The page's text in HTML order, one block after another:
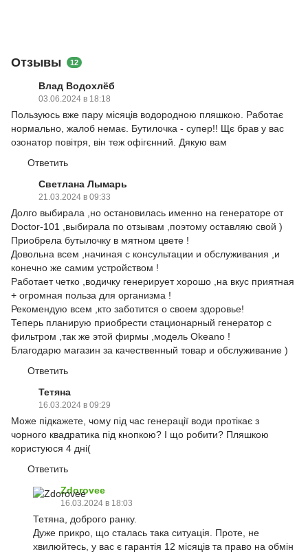
Отзывы 12
Влад Водохлёб
03.06.2024 в 18:18
Пользуюсь вже пару місяців водородною пляшкою. Работає
нормально, жалоб немає. Бутилочка - супер!! Щє брав у вас
озонатор повітря, він теж офігєнний. Дякую вам
Ответить
Светлана Лымарь
21.03.2024 в 09:33
Долго выбирала ,но остановилась именно на генераторе от
Doctor-101 ,выбирала по отзывам ,поэтому оставляю свой )
Приобрела бутылочку в мятном цвете !
Довольна всем ,начиная с консультации и обслуживания ,и
конечно же самим устройством !
Работает четко ,водичку генерирует хорошо ,на вкус приятная
+ огромная польза для организма !
Рекомендую всем ,кто заботится о своем здоровье!
Теперь планирую приобрести стационарный генератор с
фильтром ,так же этой фирмы ,модель Okeano !
Благодарю магазин за качественный товар и обслуживание )
Ответить
Тетяна
16.03.2024 в 09:29
Може підкажете, чому під час генерації води протікає з
чорного квадратика під кнопкою? І що робити? Пляшкою
користуюся 4 дні(
Ответить
Zdorovee
16.03.2024 в 18:03
Тетяна, доброго ранку.
Дуже прикро, що сталась така ситуація. Проте, не
хвилюйтесь, у вас є гарантія 12 місяців та право на обмін